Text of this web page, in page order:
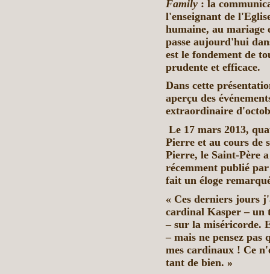
Family : la
l'enseignant de
humaine, au mariage
passe aujourd'hui
est le fondement de
prudente et efficace.
Dans cette
aperçu des
extraordinaire
Le 17 mars 2013,
Pierre et au cours de
Pierre, le Saint-Père
récemment publié
fait un éloge
« Ces derniers jours
cardinal Kasper – un
– sur la miséricorde.
– mais ne pensez
mes cardinaux ! Ce
tant de bien. »